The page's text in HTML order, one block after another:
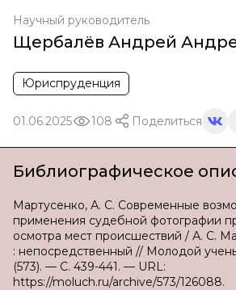
Научный руководитель
Щербалёв Андрей
Юриспруденция
01.06.2025 108 Поделиться
Библиографическое
Мартусенко, А. С. Современные
применения судебной фотографии
осмотра мест происшествий / А. С.
: непосредственный // Молодой
(573). — С. 439-441. — URL:
https://moluch.ru/archive/573/126088.